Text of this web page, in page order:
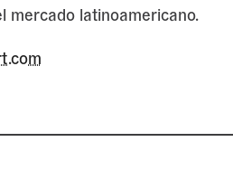
mercado latinoamericano.